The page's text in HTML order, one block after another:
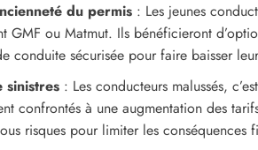
du permis : Les jeunes
GMF ou Matmut. Ils bénéficieront
conduite sécurisée pour faire baisser
sinistres : Les conducteurs malussés,
confrontés à une augmentation des
risques pour limiter les conséquences